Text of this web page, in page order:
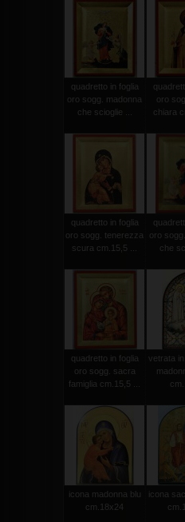
quadretto in foglia
oro sogg. madonna
che scioglie ...
oro
chiara
quadretto in foglia
oro sogg. tenerezza
scura cm.15,5 ...
oro
che
quadretto in foglia
oro sogg. sacra
famiglia cm.15,5 ...
vetrata
icona madonna blu
cm.18x24
icona